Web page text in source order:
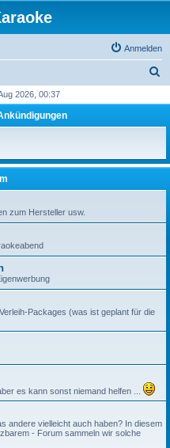
Anmelden
h
2026, 00:37
zum Hersteller usw.
Packages (was ist geplant für die
es kann sonst niemand helfen ...
andere vielleicht auch haben? In diesem
- Forum sammeln wir solche